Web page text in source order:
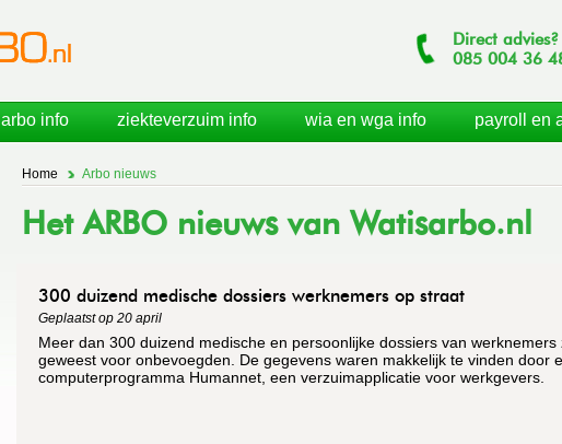
Direct advies?
085 004 36
Home Arbo nieuws
Het ARBO nieuws van Watisarbo.nl
300 duizend medische dossiers werknemers op straat
Geplaatst op 20 april
Meer dan 300 duizend medische en persoonlijke dossiers van
geweest voor onbevoegden. De gegevens waren makkelijk te vinden door
computerprogramma Humannet, een verzuimapplicatie voor werkgevers.
arbo info ziekteverzuim info wia en wga info payroll en